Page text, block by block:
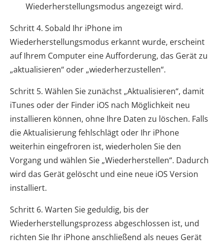
Wiederherstellungsmodus angezeigt wird.
Schritt 4. Sobald Ihr iPhone im
Wiederherstellungsmodus erkannt wurde, erscheint
auf Ihrem Computer eine Aufforderung, das Gerät zu
„aktualisieren“ oder „wiederherzustellen“.
Schritt 5. Wählen Sie zunächst „Aktualisieren“, damit
iTunes oder der Finder iOS nach Möglichkeit neu
installieren können, ohne Ihre Daten zu löschen. Falls
die Aktualisierung fehlschlägt oder Ihr iPhone
weiterhin eingefroren ist, wiederholen Sie den
Vorgang und wählen Sie „Wiederherstellen“. Dadurch
wird das Gerät gelöscht und eine neue iOS Version
installiert.
Schritt 6. Warten Sie geduldig, bis der
Wiederherstellungsprozess abgeschlossen ist, und
richten Sie Ihr iPhone anschließend als neues Gerät